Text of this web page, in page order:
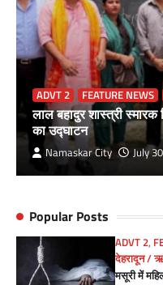
ADVT 2 FEATURE NEWS
लाल बहादुर शास्त्री स्मारक
का उद्घाटन
Namaskar City July
Popular Posts
ADVT 2,
देहरादून /
मसूरी में